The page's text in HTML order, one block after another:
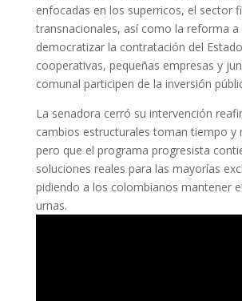
enfocadas en los superricos, el sector
transnacionales, así como la reforma a
democratizar la contratación del
cooperativas, pequeñas empresas y
comunal participen de la inversión
La senadora cerró su intervención
cambios estructurales toman tiempo y
pero que el programa progresista
soluciones reales para las mayorías
pidiendo a los colombianos mantener
urnas.